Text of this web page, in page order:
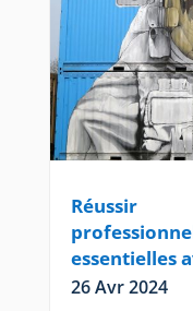
Réussir
essentielles
26 Avr 2024